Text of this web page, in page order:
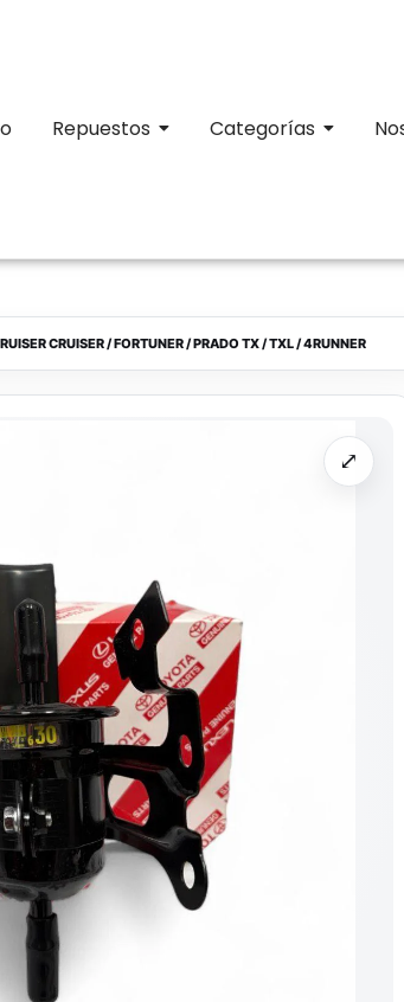
Repuestos Categorías
CRUISER / FORTUNER / PRADO TX / TXL / 4RUNNER
⤢